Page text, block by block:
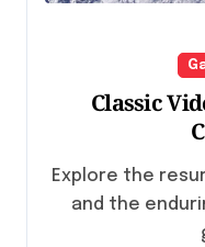
Classic
Explore the resurgence of tabletop gaming
and the